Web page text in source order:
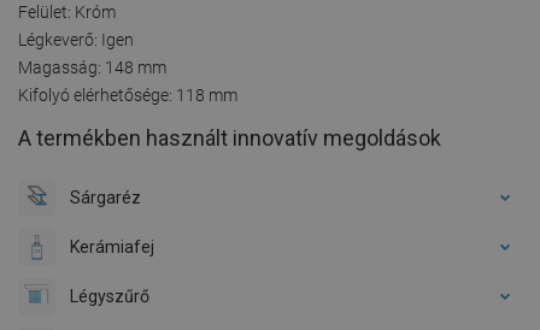
Felület: Króm
Légkeverő: Igen
Magasság: 148 mm
Kifolyó elérhetősége: 118 mm
A termékben használt innovatív megoldások
Sárgaréz
Kerámiafej
Légyszűrő